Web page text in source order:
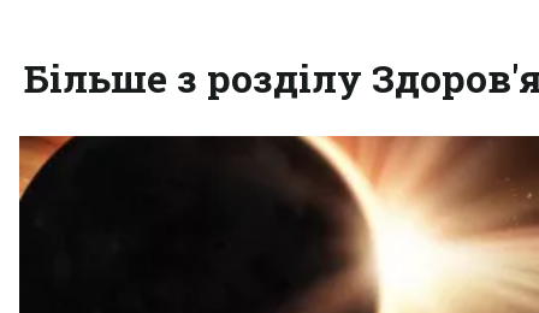
Більше з розділу